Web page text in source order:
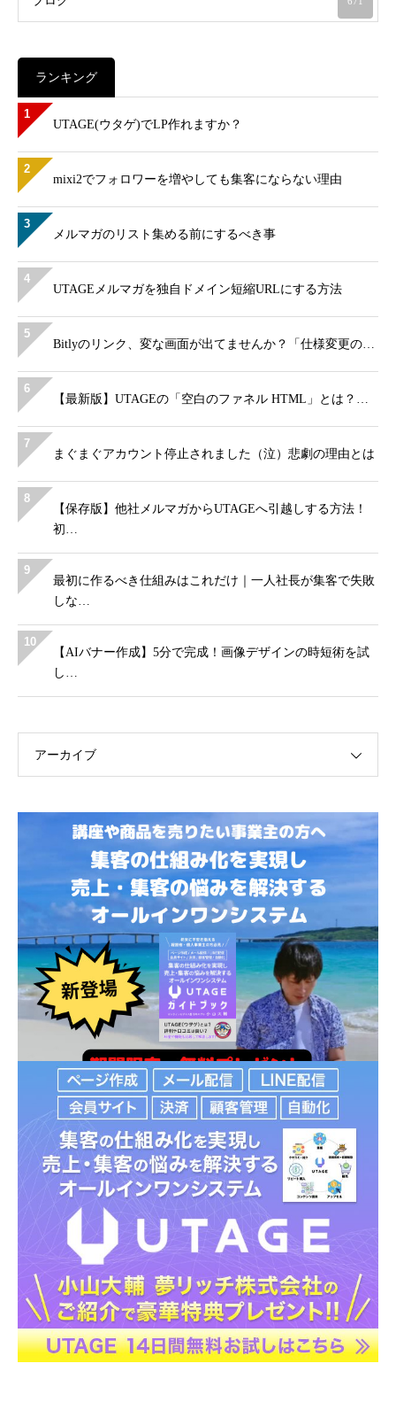
ランキング
1
UTAGE(ウタゲ)でLP作れますか？
2
mixi2でフォロワーを増やしても集客にならない理由
3
メルマガのリスト集める前にするべき事
4
UTAGEメルマガを独自ドメイン短縮URLにする方法
5
Bitlyのリンク、変な画面が出てませんか？「仕様変更の…
6
【最新版】UTAGEの「空白のファネル HTML」とは？…
7
まぐまぐアカウント停止されました（泣）悲劇の理由とは
8
【保存版】他社メルマガからUTAGEへ引越しする方法！
初…
9
最初に作るべき仕組みはこれだけ｜一人社長が集客で失敗
しな…
10
【AIバナー作成】5分で完成！画像デザインの時短術を試
し…
アーカイブ